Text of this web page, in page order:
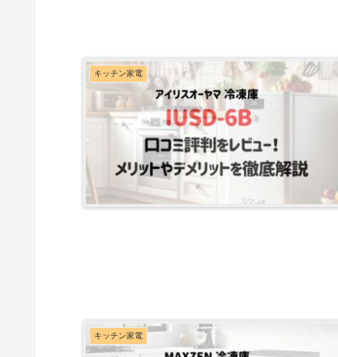
キッチン家電
キッチン家電